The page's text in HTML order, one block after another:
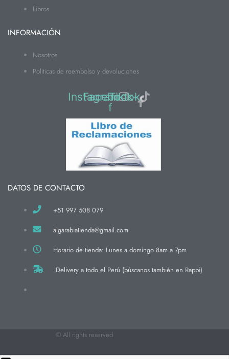
Libros
INFORMACIÓN
Nosotros
Politicas de reembolso y devoluciones
Instagram
Facebook-
f
Tiktok
DATOS DE CONTACTO
+51 997 508 079
algarabiatienda@gmail.com
Horario de tienda: Lunes a domingo 8am a 7pm
Delivery a todo el Perú (búscanos también en Rappi)
© All rights reserved